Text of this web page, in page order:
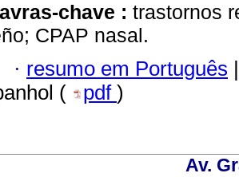
chave : trastornos
CPAP nasal.
· resumo em Português
(
pdf )
Av.